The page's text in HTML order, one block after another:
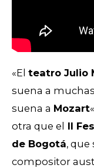
«El teatro Julio
suena a
suena a Mozart
otra que el II
de Bogotá, que
compositor